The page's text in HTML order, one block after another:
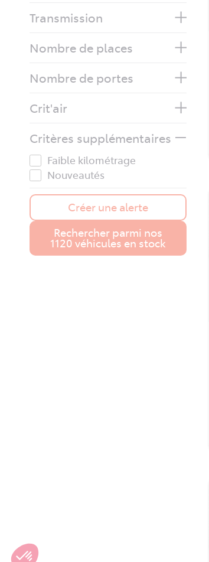
Transmission
Nombre de places
Nombre de portes
Crit'air
Critères supplémentaires
Faible kilométrage
Nouveautés
Créer une alerte
Rechercher parmi nos
1120 véhicules en stock